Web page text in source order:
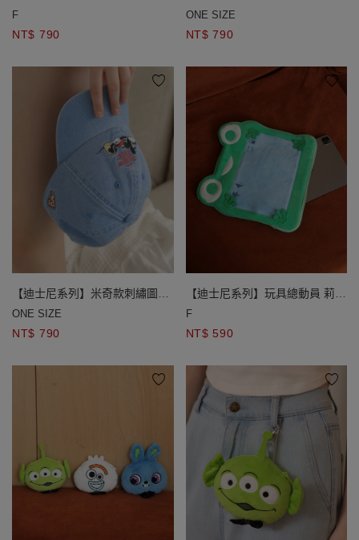
墊 爆米花款/披薩款
F
NT$ 790
水洗牛仔棒球帽
ONE SIZE
NT$ 790
【迪士尼系列】米奇款刺繡圖案
水洗牛仔棒球帽
ONE SIZE
NT$ 790
【迪士尼系列】玩具總動員 莉莉
板造型細絨刺繡iPad收納包
F
NT$ 590